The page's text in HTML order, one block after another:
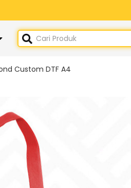
Custom DTF A4